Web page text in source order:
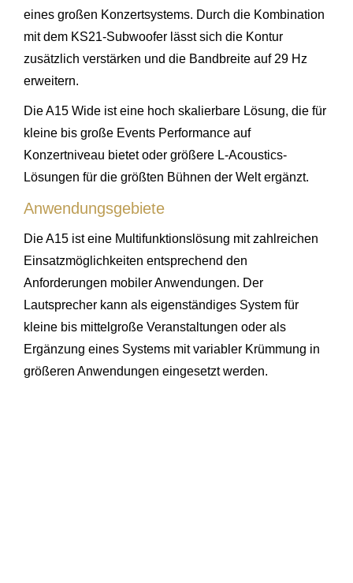
eines großen Konzertsystems. Durch die Kombination
mit dem KS21-Subwoofer lässt sich die Kontur
zusätzlich verstärken und die Bandbreite auf 29 Hz
erweitern.
Die A15 Wide ist eine hoch skalierbare Lösung, die für
kleine bis große Events Performance auf
Konzertniveau bietet oder größere L-Acoustics-
Lösungen für die größten Bühnen der Welt ergänzt.
Anwendungsgebiete
Die A15 ist eine Multifunktionslösung mit zahlreichen
Einsatzmöglichkeiten entsprechend den
Anforderungen mobiler Anwendungen. Der
Lautsprecher kann als eigenständiges System für
kleine bis mittelgroße Veranstaltungen oder als
Ergänzung eines Systems mit variabler Krümmung in
größeren Anwendungen eingesetzt werden.